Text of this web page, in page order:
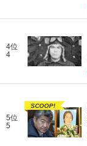
4位
4
5位
5
SCOOP!